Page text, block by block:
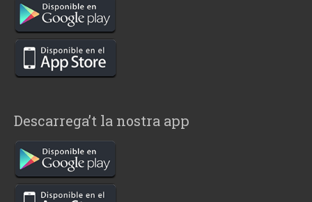
Descarrega’t la nostra app